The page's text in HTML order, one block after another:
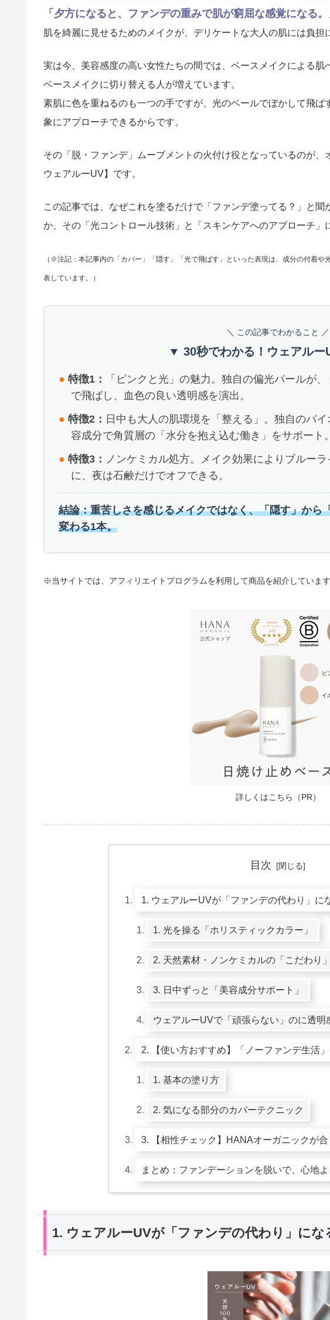
「夕方になると、ファンデの重みで肌が窮屈な感覚になる。
肌を綺麗に見せるためのメイクが、デリケートな大人の肌には負担
実は今、美容感度の高い女性たちの間では、ベースメイクによる肌
ベースメイクに切り替える人が増えています。
素肌に色を重ねるのも一つの手ですが、光のベールでぼかして飛
象にアプローチできるからです。
その「脱・ファンデ」ムーブメントの火付け役となっているのが
ウェアルーUV】です。
この記事では、なぜこれを塗るだけで「ファンデ塗ってる？」と
か、その「光コントロール技術」と「スキンケアへのアプローチ」
（※注記：本記事内の「カバー」「隠す」「光で飛ばす」といった表現は、成分の付着
表しています。）
＼ この記事でわかること ／
▼ 30秒でわかる！ウェアルー
● 特徴1：
「ピンクと光」の魅力。独自の偏光パールが
で飛ばし、血色の良い透明感を演出。
● 特徴2： 日中も大人の肌環境を「整える」。独自のバ
容成分で角質層の「水分を抱え込む働き」をサポート。
● 特徴3： ノンケミカル処方。メイク効果によりブルー
に、夜は石鹸だけでオフできる。
結論：重苦しさを感じるメイクではなく、「隠す」から
変わる1本。
※当サイトでは、アフィリエイトプログラムを利用して商品を紹介しています
詳しくはこちら（PR）
目次
1. ウェアルーUVが「ファンデの代わり」に
1. 光を操る「ホリスティックカラー」
2. 天然素材・ノンケミカルの「こだわり」
3. 日中ずっと「美容成分サポート」
ウェアルーUVで「頑張らない」のに透明
2. 【使い方おすすめ】「ノーファンデ生活
1. 基本の塗り方
2. 気になる部分のカバーテクニック
3. 【相性チェック】HANAオーガニックが合
まとめ：ファンデーションを脱いで、心地
1. ウェアルーUVが「ファンデの代わり」にな